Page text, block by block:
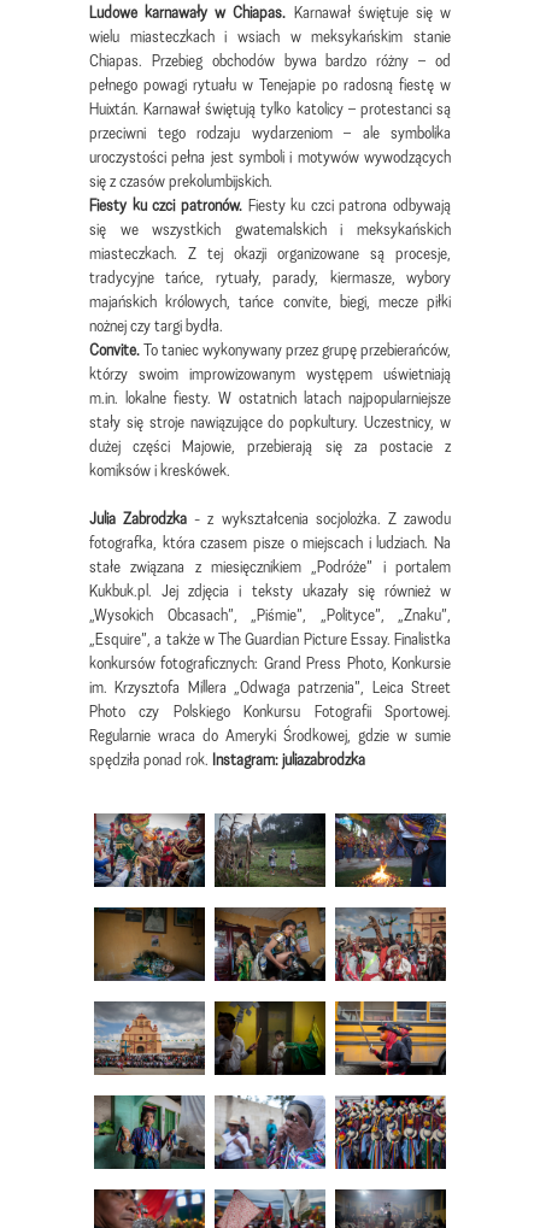
Ludowe karnawały w Chiapas. Karnawał świętuje się w
wielu miasteczkach i wsiach w meksykańskim stanie
Chiapas. Przebieg obchodów bywa bardzo różny – od
pełnego powagi rytuału w Tenejapie po radosną fiestę w
Huixtán. Karnawał świętują tylko katolicy – protestanci są
przeciwni tego rodzaju wydarzeniom – ale symbolika
uroczystości pełna jest symboli i motywów wywodzących
się z czasów prekolumbijskich.
Fiesty ku czci patronów. Fiesty ku czci patrona odbywają
się we wszystkich gwatemalskich i meksykańskich
miasteczkach. Z tej okazji organizowane są procesje,
tradycyjne tańce, rytuały, parady, kiermasze, wybory
majańskich królowych, tańce convite, biegi, mecze piłki
nożnej czy targi bydła.
Convite.To taniec wykonywany przez grupę przebierańców,
którzy swoim improwizowanym występem uświetniają
m.in. lokalne fiesty. W ostatnich latach najpopularniejsze
stały się stroje nawiązujące do popkultury. Uczestnicy, w
dużej części Majowie, przebierają się za postacie z
komiksów i kreskówek.
Julia Zabrodzka - z wykształcenia socjolożka. Z zawodu
fotografka, która czasem pisze o miejscach i ludziach. Na
stałe związana z miesięcznikiem „Podróże” i portalem
Kukbuk.pl. Jej zdjęcia i teksty ukazały się również w
„Wysokich Obcasach”, „Piśmie”, „Polityce”, „Znaku”,
„Esquire”, a także w The Guardian Picture Essay. Finalistka
konkursów fotograficznych: Grand Press Photo, Konkursie
im. Krzysztofa Millera „Odwaga patrzenia”, Leica Street
Photo czy Polskiego Konkursu Fotografii Sportowej.
Regularnie wraca do Ameryki Środkowej, gdzie w sumie
spędziła ponad rok. Instagram: juliazabrodzka